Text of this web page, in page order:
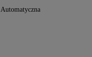
Automatyczna